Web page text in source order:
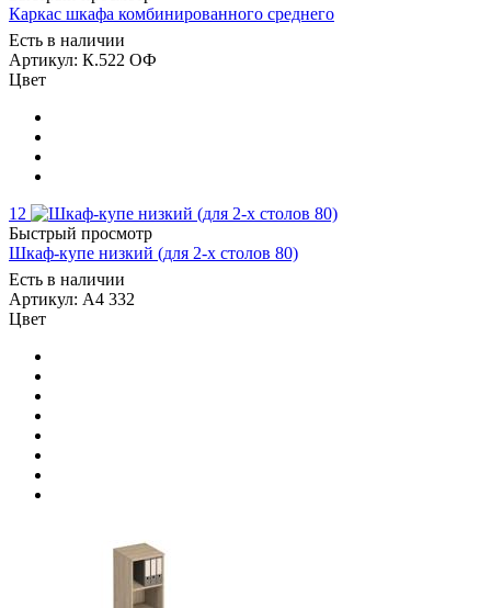
Каркас шкафа комбинированного среднего
Есть в наличии
Артикул: К.522 ОФ
Цвет
12
Быстрый просмотр
Шкаф-купе низкий (для 2-х столов 80)
Есть в наличии
Артикул: А4 332
Цвет